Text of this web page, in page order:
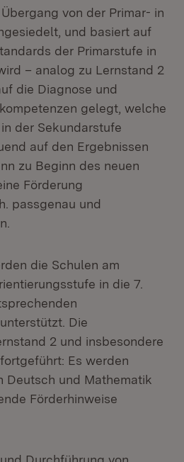
Übergang von der Primar- in
und basiert auf
der Primarstufe in
– analog zu Lernstand 2
die Diagnose und
gelegt, welche
der Sekundarstufe
auf den Ergebnissen
zu Beginn des neuen
Förderung
passgenau und
die Schulen am
in die 7.
Die
2 und insbesondere
Es werden
Deutsch und Mathematik
Förderhinweise